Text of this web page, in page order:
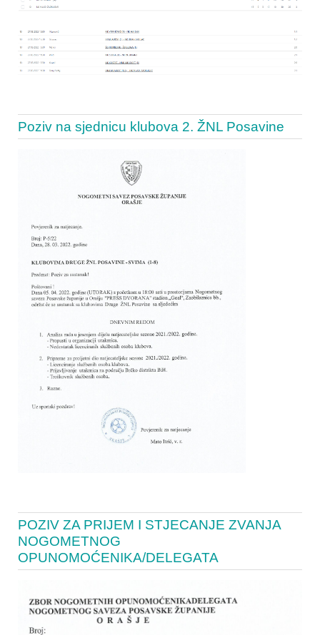
Poziv na sjednicu klubova 2. ŽNL Posavine
POZIV ZA PRIJEM I STJECANJE ZVANJA
NOGOMETNOG
OPUNOMOĆENIKA/DELEGATA